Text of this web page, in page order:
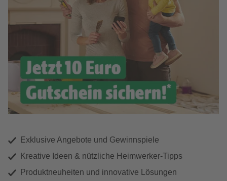
Exklusive Angebote und Gewinnspiele
Kreative Ideen & nützliche Heimwerker-Tipps
Produktneuheiten und innovative Lösungen